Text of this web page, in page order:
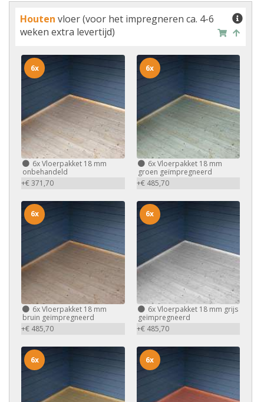
Houten vloer (voor het impregneren ca. 4-6
weken extra levertijd)
6xVloerpakket 18 mm
onbehandeld
+€ 371,70
6x
6xVloerpakket 18 mm
groen geïmpregneerd
+€ 485,70
6x
6xVloerpakket 18 mm
bruin geïmpregneerd
+€ 485,70
6x
6xVloerpakket 18 mm grijs
geïmpregneerd
+€ 485,70
6x
6x 6x